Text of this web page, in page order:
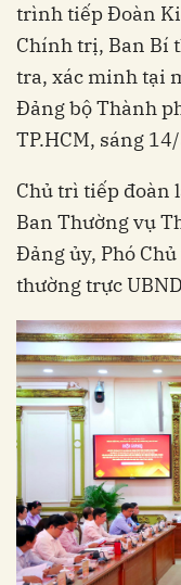
trình tiếp Đoàn
Chính trị, Ban Bí
tra, xác minh tại
Đảng bộ Thành
TP.HCM, sáng
Chủ trì tiếp đoàn
Ban Thường vụ
Đảng ủy, Phó
thường trực